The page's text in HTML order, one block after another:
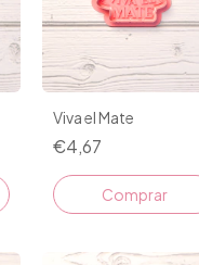
Viva el Mate
€4,67
Comprar